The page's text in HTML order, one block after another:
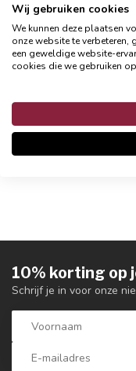
Outdoor
45x45 cm |
Katoen/
12,95
10% korting op
Schrijf je in voor onze
Wij gebruiken cookies
We kunnen deze plaatsen
onze website te
een geweldige website-
cookies die we gebruiken